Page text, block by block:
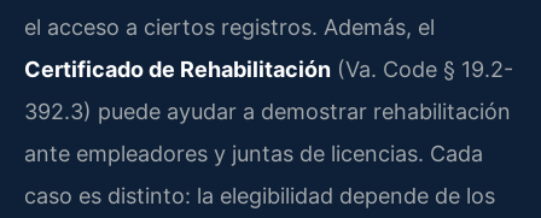
el acceso a ciertos registros. Además, el
Certificado de Rehabilitación (Va. Code § 19.2-
392.3) puede ayudar a demostrar rehabilitación
ante empleadores y juntas de licencias. Cada
caso es distinto: la elegibilidad depende de los